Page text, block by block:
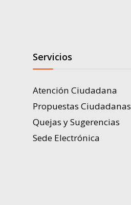
Servicios
Atención Ciudadana
Propuestas Ciudadanas
Quejas y Sugerencias
Sede Electrónica